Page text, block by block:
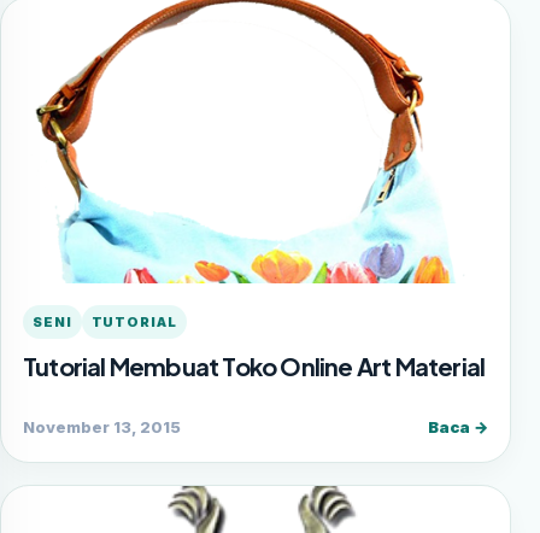
SENI TUTORIAL
Tutorial Membuat Toko Online Art Material
November 13, 2015 Baca →